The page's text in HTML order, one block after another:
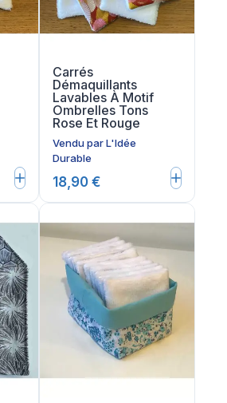
Carrés
Démaquillants
Lavables À Motif
Ombrelles Tons
Rose Et Rouge
Vendu parL'Idée
Durable
18,90 €